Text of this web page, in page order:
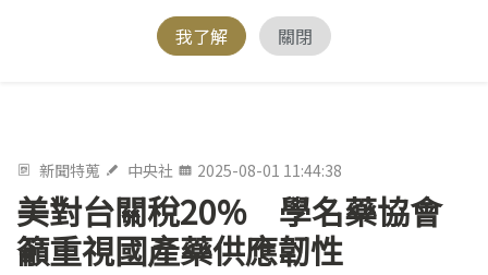
我了解
關閉
新聞特蒐 中央社 2025-08-01 11:44:38
美對台關稅20% 學名藥協會
籲重視國產藥供應韌性